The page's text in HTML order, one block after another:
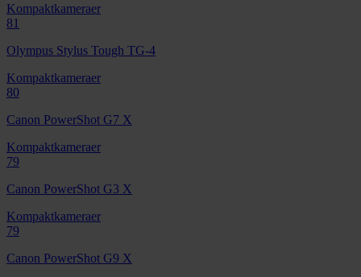
Kompaktkameraer
81
Olympus Stylus Tough TG-4
Kompaktkameraer
80
Canon PowerShot G7 X
Kompaktkameraer
79
Canon PowerShot G3 X
Kompaktkameraer
79
Canon PowerShot G9 X